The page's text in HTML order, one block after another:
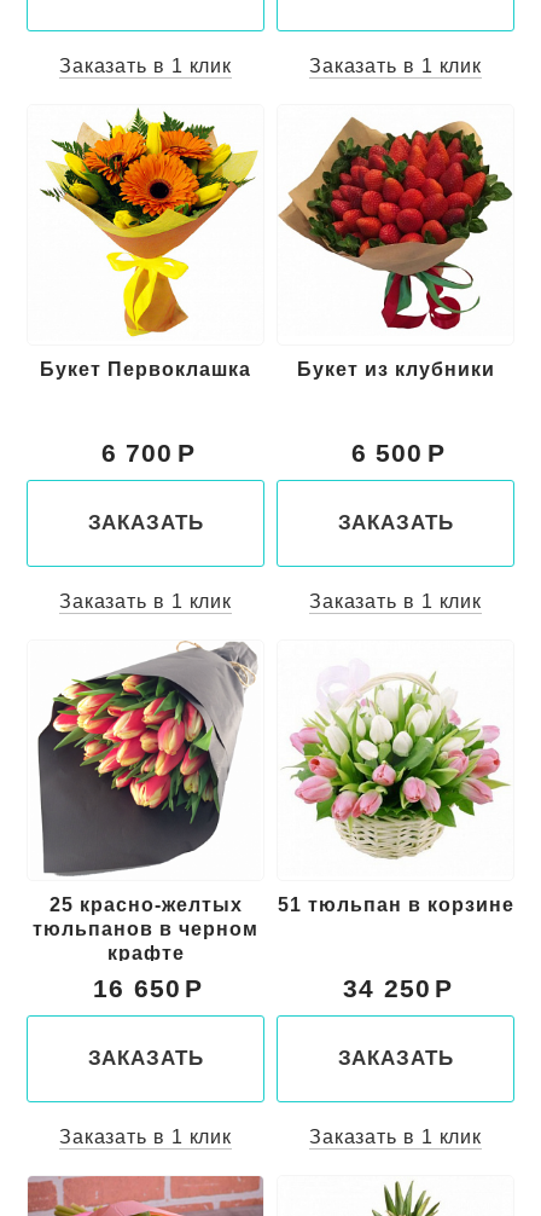
Заказать в 1 клик Заказать в 1 клик
Букет Первоклашка
6 700
ЗАКАЗАТЬ
Заказать в 1 клик
Букет из клубники
6 500
ЗАКАЗАТЬ
Заказать в 1 клик
25 красно-желтых
тюльпанов в черном
крафте
16 650
ЗАКАЗАТЬ
Заказать в 1 клик
51 тюльпан в корзине
34 250
ЗАКАЗАТЬ
Заказать в 1 клик